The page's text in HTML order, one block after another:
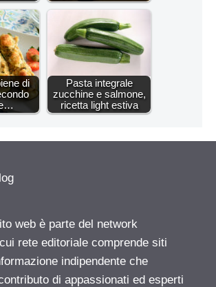
di
Pasta integrale
zucchine e salmone,
ricetta light estiva
web è parte del network
rete editoriale comprende siti
indipendente che
di appassionati ed esperti